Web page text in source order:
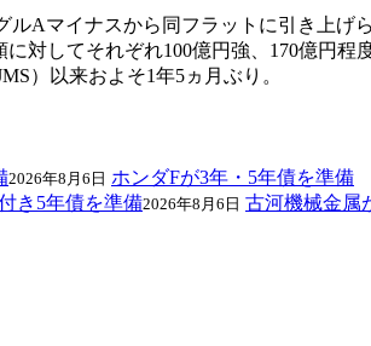
Aマイナスから同フラットに引き上げ
に対してそれぞれ100億円強、170億円
）以来およそ1年5ヵ月ぶり。
2026年8月6日 ホンダFが3年・5年債を準備
2026年8月6日 古河機械金属